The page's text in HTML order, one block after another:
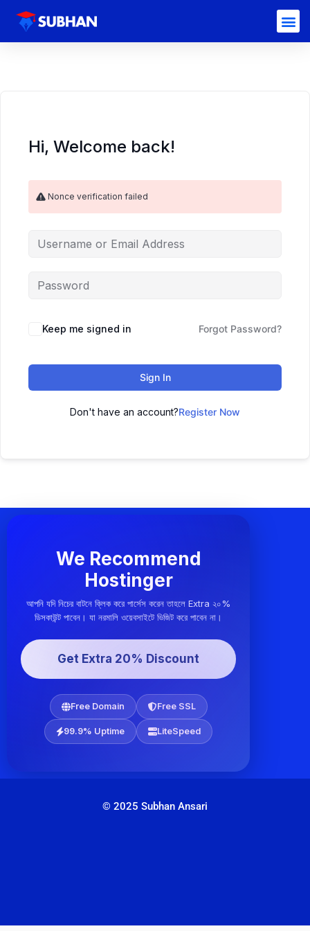
Hi, Welcome back!
Nonce verification failed
Keep me signed in Forgot Password?
Sign In
Don't have an account?Register Now
We Recommend
Hostinger
আপনি যদি নিচের বাটনে ক্লিক করে পার্সেস করেন তাহলে Extra ২০%
ডিসকাউন্ট পাবেন। যা নরমালি ওয়েবসাইটে ভিজিট করে পাবেন না।
Get Extra 20% Discount
Free Domain Free SSL
99.9% Uptime LiteSpeed
© 2025 Subhan Ansari